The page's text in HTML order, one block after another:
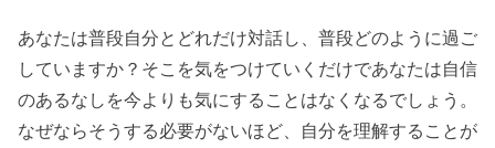
あなたは普段自分とどれだけ対話し、普段どのように過ご
していますか？そこを気をつけていくだけであなたは自信
のあるなしを今よりも気にすることはなくなるでしょう。
なぜならそうする必要がないほど、自分を理解することが